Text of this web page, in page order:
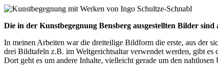
Die in der Kunstbegegnung Bensberg ausgestellten Bilder
In meinen Arbeiten war die dreiteilige Bildform die erste, aus der
drei Bildtafeln z.B. im Weltgerichtsaltar verwendet werden, gibt es
Dort geht es um andere Inhalte, vielleicht gerade um den